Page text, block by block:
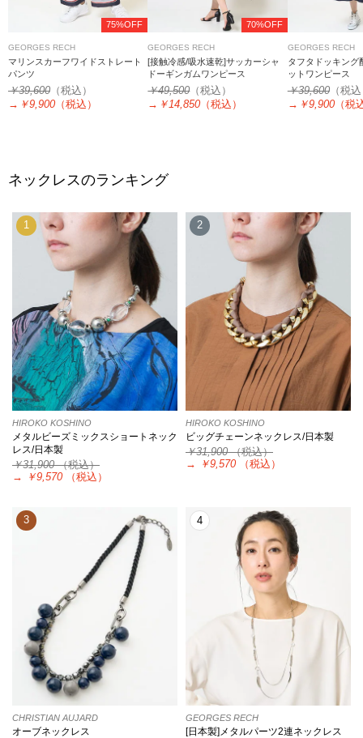
75%OFF
GEORGES RECH
マリンスカーフワイドストレート
パンツ
￥39,600 （税込）
→ ￥9,900 （税込）
70%OFF
GEORGES RECH
[接触冷感/吸水速乾]サッカーシャ
ドーギンガムワンピース
￥49,500（税込）
→ ￥14,850 （税込）
GEORGES RECH
タフタドッキング
ットワンピース
￥39,600（税
→ ￥9,900（税
ネックレスのランキング
1
HIROKO KOSHINO
メタルビーズミックスショートネック
レス/日本製
￥31,900（税込）
→
￥9,570 （税込）
2
HIROKO KOSHINO
ビッグチェーンネックレス/日本製
￥31,900（税込）
→
￥9,570 （税込）
3
CHRISTIAN AUJARD
オーブネックレス
4
GEORGES RECH
[日本製]メタルパーツ2連ネックレス